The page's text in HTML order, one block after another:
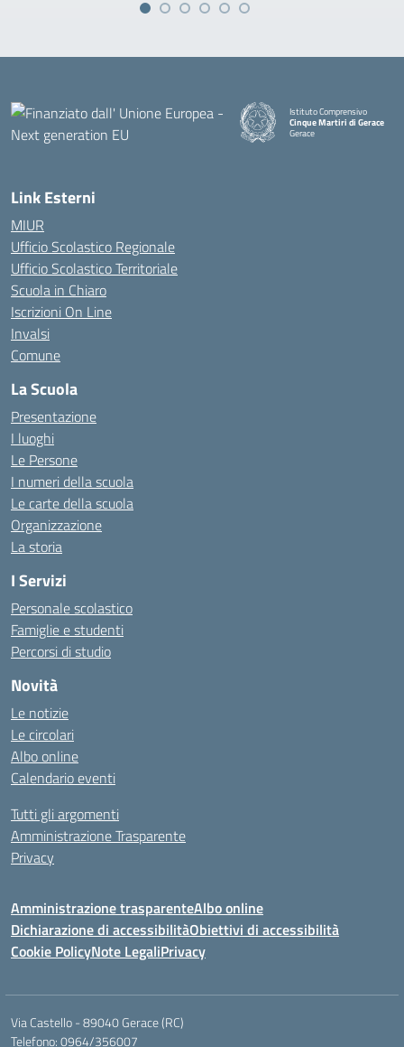
Istituto Comprensivo
Cinque Martiri di Gerace
Gerace
Link Esterni
MIUR
Ufficio Scolastico Regionale
Ufficio Scolastico Territoriale
Scuola in Chiaro
Iscrizioni On Line
Invalsi
Comune
La Scuola
Presentazione
I luoghi
Le Persone
I numeri della scuola
Le carte della scuola
Organizzazione
La storia
I Servizi
Personale scolastico
Famiglie e studenti
Percorsi di studio
Novità
Le notizie
Le circolari
Albo online
Calendario eventi
Tutti gli argomenti
Amministrazione Trasparente
Privacy
Amministrazione trasparenteAlbo online
Dichiarazione di accessibilitàObiettivi di accessibilità
Cookie PolicyNote LegaliPrivacy
Via Castello - 89040 Gerace (RC)
Telefono: 0964/356007